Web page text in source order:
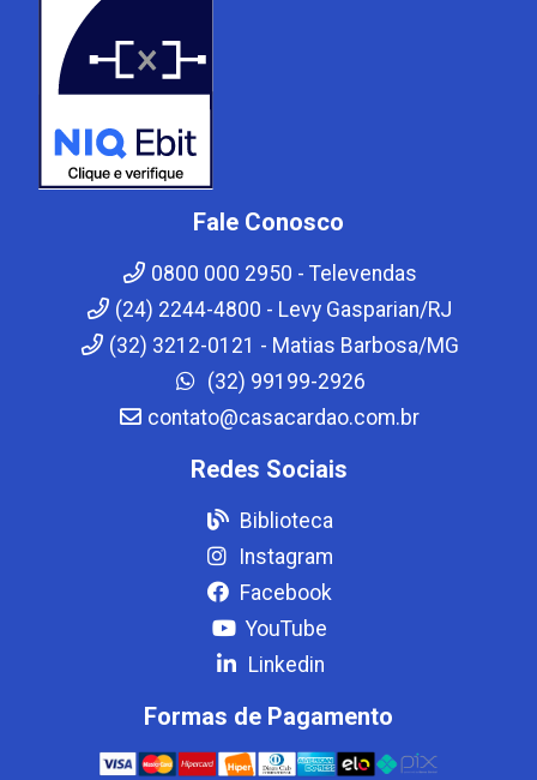
Fale Conosco
0800 000 2950 - Televendas
(24) 2244-4800 - Levy Gasparian/RJ
(32) 3212-0121 - Matias Barbosa/MG
(32) 99199-2926
contato@casacardao.com.br
Redes Sociais
Biblioteca
Instagram
Facebook
YouTube
Linkedin
Formas de Pagamento